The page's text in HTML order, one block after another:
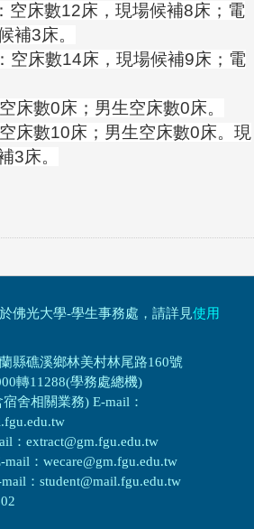
空床數12床，現場候補8床；電
補3床。
空床數14床，現場候補9床；電
床數0床；男生空床數0床。
床數10床；男生空床數0床。現
3床。
佛光大學-學生事務處，請詳見使用
縣礁溪鄉林美村林尾路160號
轉11288(學務處總機)
舍相關業務) E-mail：
：extract@gm.fgu.edu.tw
：wecare@gm.fgu.edu.tw
：student@mail.fgu.edu.tw